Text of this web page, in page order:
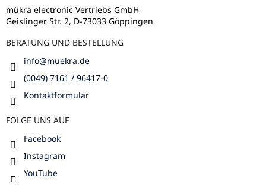
mükra electronic Vertriebs GmbH
Geislinger Str. 2, D-73033 Göppingen
BERATUNG UND BESTELLUNG
info@muekra.de
(0049) 7161 / 96417-0
Kontaktformular
FOLGE UNS AUF
Facebook
Instagram
YouTube